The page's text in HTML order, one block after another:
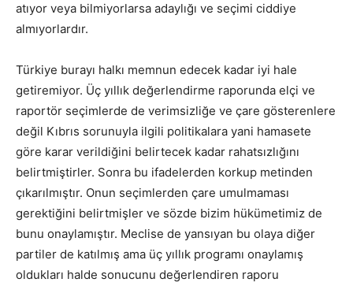
atıyor veya bilmiyorlarsa adaylığı ve seçimi ciddiye
almıyorlardır.
Türkiye burayı halkı memnun edecek kadar iyi hale
getiremiyor. Üç yıllık değerlendirme raporunda elçi ve
raportör seçimlerde de verimsizliğe ve çare gösterenlere
değil Kıbrıs sorunuyla ilgili politikalara yani hamasete
göre karar verildiğini belirtecek kadar rahatsızlığını
belirtmiştirler. Sonra bu ifadelerden korkup metinden
çıkarılmıştır. Onun seçimlerden çare umulmaması
gerektiğini belirtmişler ve sözde bizim hükümetimiz de
bunu onaylamıştır. Meclise de yansıyan bu olaya diğer
partiler de katılmış ama üç yıllık programı onaylamış
oldukları halde sonucunu değerlendiren raporu